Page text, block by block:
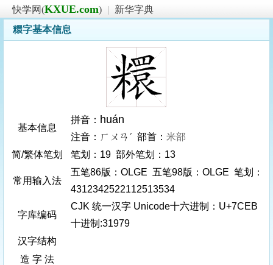
快学网(KXUE.com) |
新华字典
糫字基本信息
基本信息
拼音： huán
注音：ㄏㄨㄢˊ 部首： 米部
简/繁体笔划
笔划：19 部外笔划：13
常用输入法
五笔86版：OLGE 五笔98版：OLGE 笔划：
4312342522112513534
字库编码
CJK 统一汉字 Unicode十六进制：U+7CEB
十进制:31979
汉字结构
造 字 法